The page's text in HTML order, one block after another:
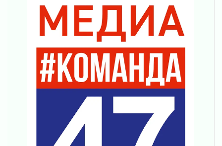
Шесть новых жизней в честь дня рождения
Ленинградской области
03 августа 2026
Уроки безопасности для детей и взрослых
03 августа 2026
Ленобласть отмечает День Воздушно-
десантных войск
02 августа 2026
«Активное лето»
Ленобласть отметила заслуги жителей перед
регионом и страной
02 августа 2026